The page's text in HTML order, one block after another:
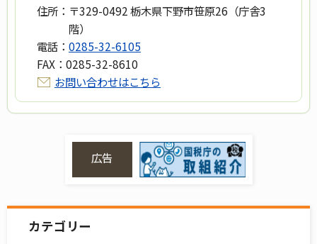
住所： 〒329-0492 栃木県下野市笹原26（庁舎3
階）
電話： 0285-32-6105
FAX： 0285-32-8610
お問い合わせはこちら
広告
カテゴリー